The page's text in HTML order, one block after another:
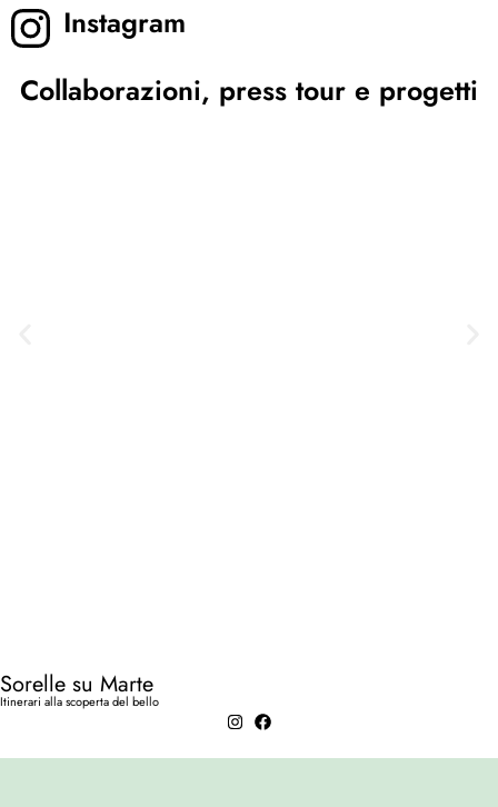
Instagram
Collaborazioni, press tour e progetti
Sorelle su Marte
Itinerari alla scoperta del bello